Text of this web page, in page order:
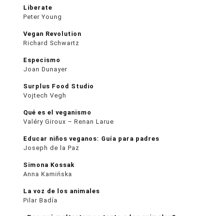
Liberate
Peter Young
Vegan Revolution
Richard Schwartz
Especismo
Joan Dunayer
Surplus Food Studio
Vojtech Vegh
Qué es el veganismo
Valéry Giroux – Renan Larue
Educar niños veganos: Guía para padres
Joseph de la Paz
Simona Kossak
Anna Kamińska
La voz de los animales
Pilar Badía